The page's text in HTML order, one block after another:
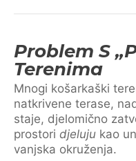
Problem S
Terenima
Mnogi košarkaški
natkrivene terase,
staje, djelomično
prostori djeluju kao
vanjska okruženja.